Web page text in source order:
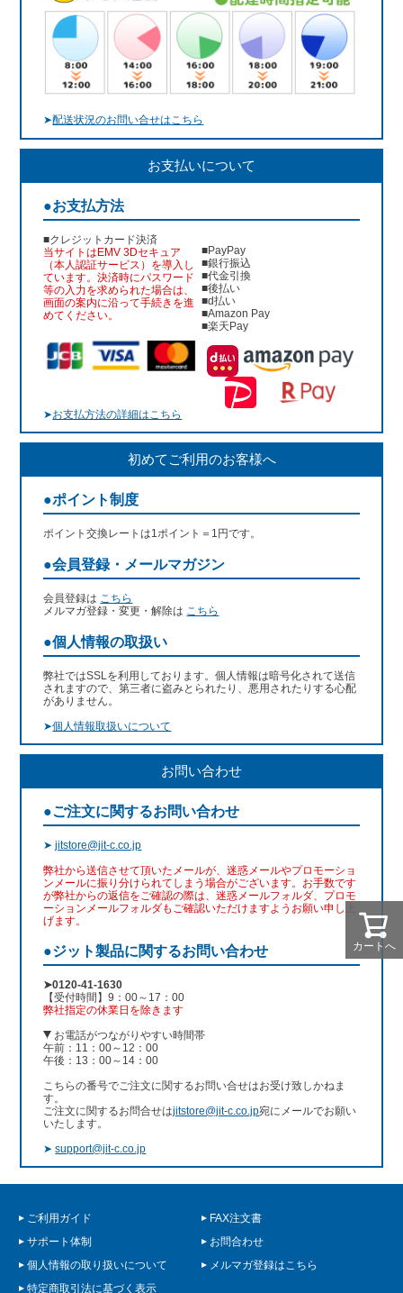
カートへ
➤配送状況のお問い合せはこちら
お支払いについて
●お支払方法
■クレジットカード決済
当サイトはEMV 3Dセキュア
（本人認証サービス）を導入し
ています。決済時にパスワード
等の入力を求められた場合は、
画面の案内に沿って手続きを進
めてください。
■PayPay
■銀行振込
■代金引換
■後払い
■d払い
■Amazon Pay
■楽天Pay
➤お支払方法の詳細はこちら
初めてご利用のお客様へ
●ポイント制度
ポイント交換レートは1ポイント＝1円です。
●会員登録・メールマガジン
会員登録は こちら
メルマガ登録・変更・解除は こちら
●個人情報の取扱い
弊社ではSSLを利用しております。個人情報は暗号化されて送信
されますので、第三者に盗みとられたり、悪用されたりする心配
がありません。
➤個人情報取扱いについて
お問い合わせ
●ご注文に関するお問い合わせ
➤jitstore@jit-c.co.jp
弊社から送信させて頂いたメールが、迷惑メールやプロモーショ
ンメールに振り分けられてしまう場合がございます。お手数です
が弊社からの返信をご確認の際は、迷惑メールフォルダ、プロモ
ーションメールフォルダもご確認いただけますようお願い申し上
げます。
●ジット製品に関するお問い合わせ
➤0120-41-1630
【受付時間】9：00～17：00
弊社指定の休業日を除きます
お電話がつながりやすい時間帯
午前：11：00～12：00
午後：13：00～14：00
こちらの番号でご注文に関するお問い合せはお受け致しかねま
す。
ご注文に関するお問合せはjitstore@jit-c.co.jp宛にメールでお願い
いたします。
➤support@jit-c.co.jp
ご利用ガイド
FAX注文書
サポート体制
お問合わせ
個人情報の取り扱いについて
メルマガ登録はこちら
特定商取引法に基づく表示